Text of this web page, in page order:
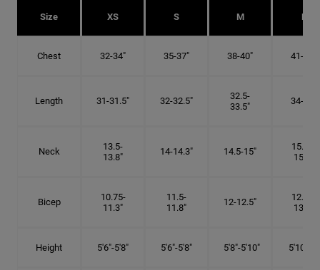
Size XS S M L
Chest 32-34" 35-37" 38-40" 41-43"
Length 31-31.5" 32-32.5"
32.5-
33.5"
34-35"
Neck
13.5-
13.8"
14-14.3" 14.5-15"
15.25-
15.5"
Bicep
10.75-
11.3"
11.5-
11.8"
12-12.5"
12.75-
13.3"
Height 5'6"-5'8" 5'6"-5'8" 5'8"-5'10" 5'10"- 6'